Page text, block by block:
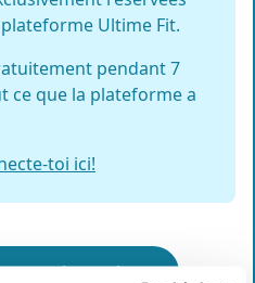
Ultime Fit.
pendant 7
ce que la plateforme a
toi ici!
essai gratuit